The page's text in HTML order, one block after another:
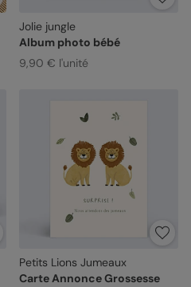
Jolie jungle
Album photo bébé
9,90 € l'unité
Petits Lions Jumeaux
Carte Annonce Grossesse